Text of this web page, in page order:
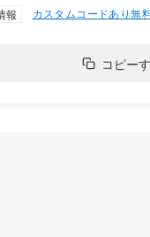
報
カスタムコードあり無
コピー